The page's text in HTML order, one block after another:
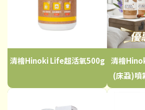
清檜Hinoki Life超活氧500g
清檜
(床蝨)